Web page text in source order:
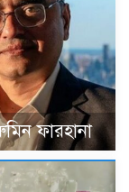
ফারহানা